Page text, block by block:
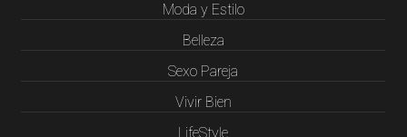
Moda y Estilo
Belleza
Sexo Pareja
Vivir Bien
LifeStyle